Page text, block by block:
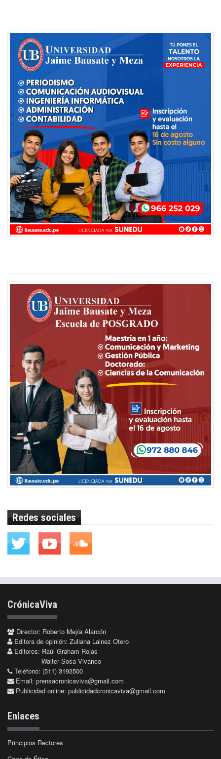
Redes sociales
CrónicaViva
Director: Roberto Mejía Alarcón
Editora de opinión: Zuliana Lainez Otero
Editores: Raúl Graham Rojas
Walter Sosa Vivanco
Teléfono: (511) 3193500
Email: prensacronicaviva@gmail.com
Publicidad online: publicidadcronicaviva@gmail.com
Enlaces
Principios Rectores